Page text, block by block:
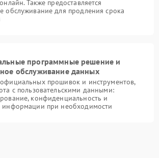
Также предоставляется
обслуживание для продления срока
программные решение и
обслуживание данных
прошивок и инструментов,
с пользовательскими данными:
конфиденциальность и
информации при необходимости